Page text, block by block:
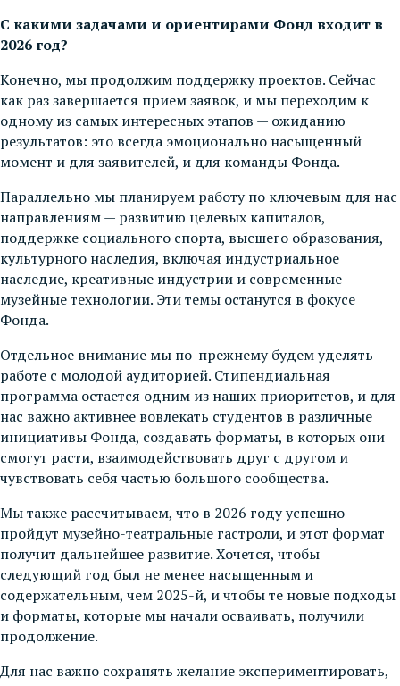
С какими задачами и ориентирами Фонд входит в
2026 год?
Конечно, мы продолжим поддержку проектов. Сейчас
как раз завершается прием заявок, и мы переходим к
одному из самых интересных этапов — ожиданию
результатов: это всегда эмоционально насыщенный
момент и для заявителей, и для команды Фонда.
Параллельно мы планируем работу по ключевым для нас
направлениям — развитию целевых капиталов,
поддержке социального спорта, высшего образования,
культурного наследия, включая индустриальное
наследие, креативные индустрии и современные
музейные технологии. Эти темы останутся в фокусе
Фонда.
Отдельное внимание мы по-прежнему будем уделять
работе с молодой аудиторией. Стипендиальная
программа остается одним из наших приоритетов, и для
нас важно активнее вовлекать студентов в различные
инициативы Фонда, создавать форматы, в которых они
смогут расти, взаимодействовать друг с другом и
чувствовать себя частью большого сообщества.
Мы также рассчитываем, что в 2026 году успешно
пройдут музейно-театральные гастроли, и этот формат
получит дальнейшее развитие. Хочется, чтобы
следующий год был не менее насыщенным и
содержательным, чем 2025-й, и чтобы те новые подходы
и форматы, которые мы начали осваивать, получили
продолжение.
Для нас важно сохранять желание экспериментировать,